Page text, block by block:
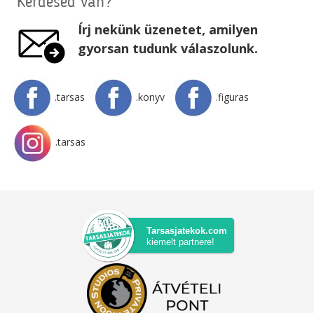
Írj nekünk üzenetet, amilyen
gyorsan tudunk válaszolunk.
.tarsas .konyv .figuras
.tarsas
Tarsasjatekok.com
kiemelt partnere!